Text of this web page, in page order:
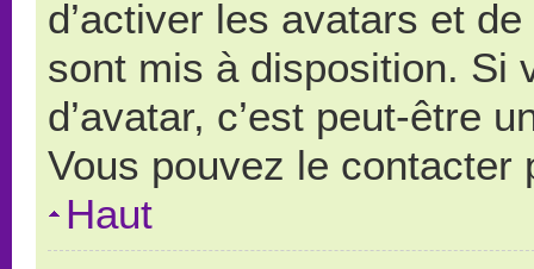
d’activer les avatars et
sont mis à disposition. Si
d’avatar, c’est peut-être
Vous pouvez le contacter
Haut